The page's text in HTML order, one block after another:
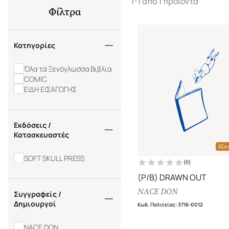
Φίλτρα
Κατηγορίες
Όλα τα Ξενόγλωσσα Βιβλία
COMIC
ΕΙΔΗ ΕΙΣΑΓΩΓΗΣ
Εκδόσεις /
Κατασκευαστές
SOFT SKULL PRESS
Συγγραφείς /
Δημιουργοί
NACE DON
(0)
(P/B) DRAWN OUT
NACE DON
Κωδ. Πολιτείας:3716-0012